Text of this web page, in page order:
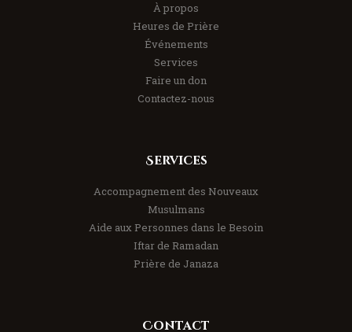
À propos
Heures de Prière
Événements
Services
Faire un don
Contactez-nous
Services
Accompagnement des Nouveaux
Musulmans
Aide aux Personnes dans le Besoin
Iftar de Ramadan
Prière de Janaza
Contact